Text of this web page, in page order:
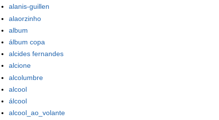
alanis-guillen
alaorzinho
album
álbum copa
alcides fernandes
alcione
alcolumbre
alcool
álcool
alcool_ao_volante